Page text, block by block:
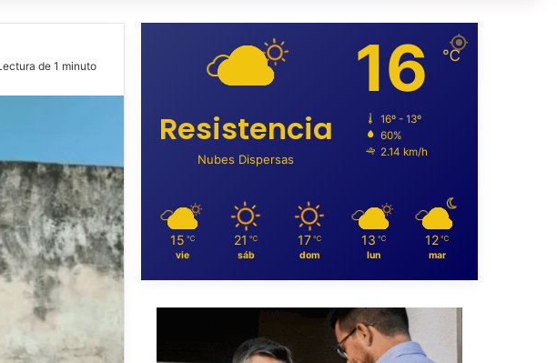
de 1 minuto
Resistencia
Nubes Dispersas
16 ℃
16º - 13º
60%
2.14 km/h
15 ℃
vie
21 ℃
sáb
17 ℃
dom
13 ℃
lun
12 ℃
mar